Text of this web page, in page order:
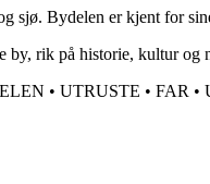
sjø. Bydelen er kjent for
by, rik på historie, kultur og
• UTRUSTE • FAR •